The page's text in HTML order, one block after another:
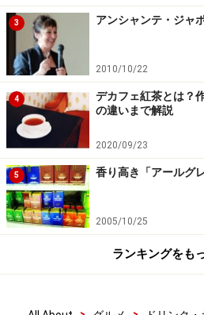
3 アンシャンテ・ジャ
2010/10/22
4
デカフェ紅茶とは？
の違いまで解説
2020/09/23
5 香り高き「アールグ
2005/10/25
ランキングをも